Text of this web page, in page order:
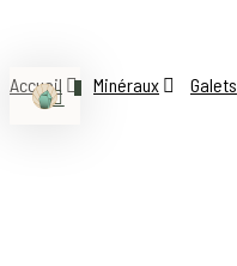
main
searchaccount
Menu
Accueil Minéraux Galets